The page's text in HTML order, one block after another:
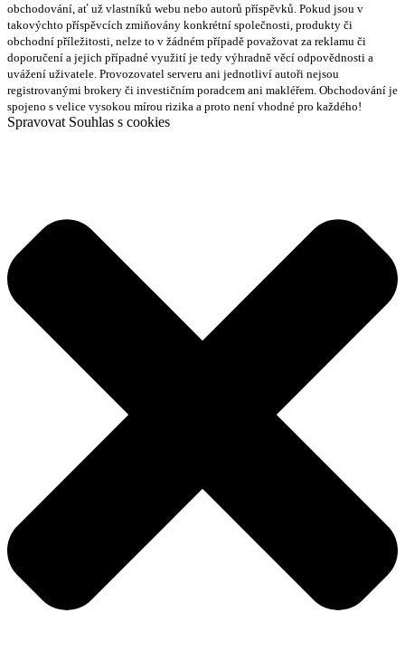
obchodování, ať už vlastníků webu nebo autorů příspěvků. Pokud jsou v
takovýchto příspěvcích zmiňovány konkrétní společnosti, produkty či
obchodní příležitosti, nelze to v žádném případě považovat za reklamu či
doporučení a jejich případné využití je tedy výhradně věcí odpovědnosti a
uvážení uživatele. Provozovatel serveru ani jednotliví autoři nejsou
registrovanými brokery či investičním poradcem ani makléřem. Obchodování je
spojeno s velice vysokou mírou rizika a proto není vhodné pro každého!
Spravovat Souhlas s cookies